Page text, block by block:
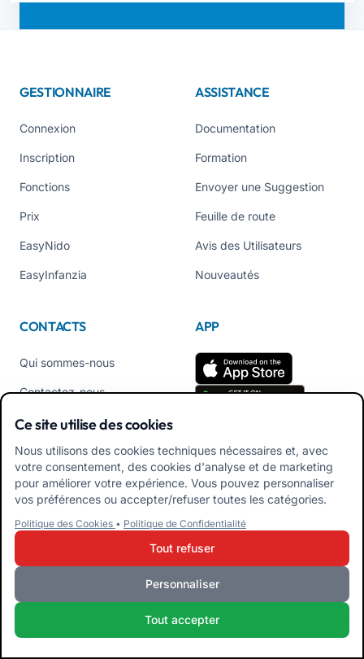
GESTIONNAIRE
Connexion
Inscription
Fonctions
Prix
EasyNido
EasyInfanzia
ASSISTANCE
Documentation
Formation
Envoyer une Suggestion
Feuille de route
Avis des Utilisateurs
Nouveautés
CONTACTS
Qui sommes-nous
Contactez-nous
Tél +39 02 84152514
APP
Téléchargez l'APK de
l'application Familles
Téléchargez l'APK de
Politique de confidentialité
Admin
Ce site utilise des cookies
Nous utilisons des cookies techniques nécessaires et, avec
votre consentement, des cookies d'analyse et de marketing
pour améliorer votre expérience. Vous pouvez personnaliser
vos préférences ou accepter/refuser toutes les catégories.
Politique des Cookies • Politique de Confidentialité
Tout refuser
Personnaliser
Tout accepter